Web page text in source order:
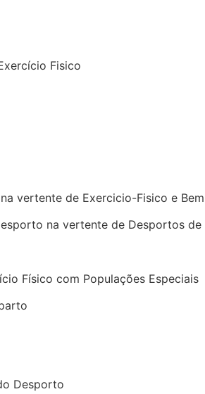
Fisico
vertente de Exercicio-Fisico e
na vertente de Desportos de
Físico com Populações Especiais
Desporto